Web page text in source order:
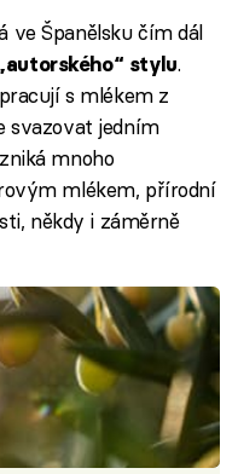
ve Španělsku čím dál
stylu.
s mlékem z
svazovat jedním
mnoho
mlékem, přírodní
někdy i záměrně